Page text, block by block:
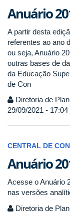
Anuário
A partir desta
referentes ao ano
ou seja, Anuário
outras bases de
da Educação
de Con
Diretoria de
29/09/2021 - 17:04
CENTRAL DE
Anuário
Acesse o Anuário
nas versões
Diretoria de